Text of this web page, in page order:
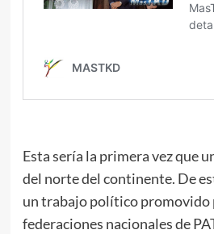
Esta sería la primera vez que
del norte del continente. De
un trabajo político promovido
federaciones nacionales de